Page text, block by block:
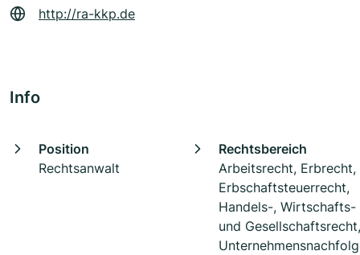
http://ra-kkp.de
Info
Position
Rechtsanwalt
Rechtsbereich
Arbeitsrecht, Erbrecht,
Erbschaftsteuerrecht,
Handels-, Wirtschafts-
und Gesellschaftsrecht,